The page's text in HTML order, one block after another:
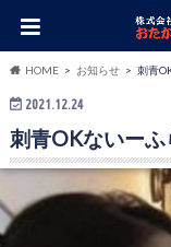
HOME お知らせ 刺青
2021.12.24
刺青OKないーふ